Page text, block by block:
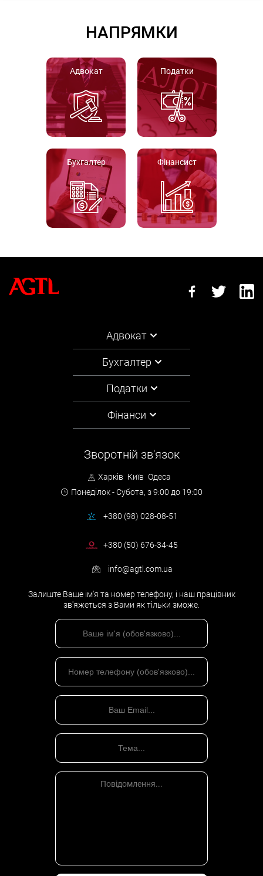
НАПРЯМКИ
Адвокат Податки
Бухгалтер Фінансист
Адвокат
Бухгалтер
Податки
Фінанси
Зворотній зв'язок
Харків Київ Одеса
Понеділок - Субота, з 9:00 до 19:00
+380 (98) 028-08-51
+380 (50) 676-34-45
info@agtl.com.ua
Залиште Ваше ім'я та номер телефону, і наш працівник
зв'яжеться з Вами як тільки зможе.